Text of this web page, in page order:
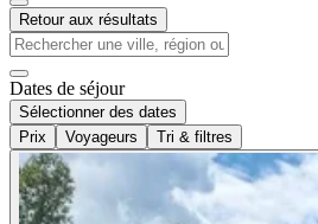
Retour aux résultats
Dates de séjour
Sélectionner des dates
Prix
Voyageurs Tri & filtres